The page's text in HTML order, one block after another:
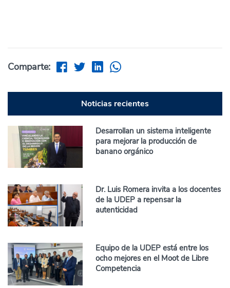
Comparte:
Noticias recientes
Desarrollan un sistema inteligente
para mejorar la producción de
banano orgánico
Dr. Luis Romera invita a los docentes
de la UDEP a repensar la
autenticidad
Equipo de la UDEP está entre los
ocho mejores en el Moot de Libre
Competencia